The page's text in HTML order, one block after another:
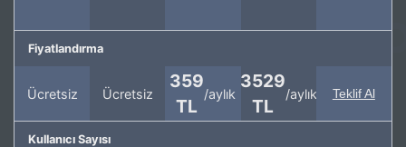
Fiyatlandırma
Ücretsiz Ücretsiz
359
TL
/aylık
3529
TL
/aylık Teklif Al
Kullanıcı Sayısı